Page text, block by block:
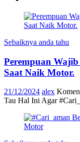
Sebaiknya anda tahu
Perempuan
Saat Naik Motor.
21/12/2024 alex
Tau Hal Ini Agar